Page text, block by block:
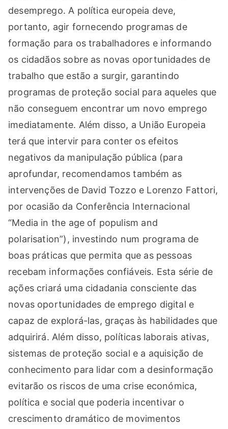
desemprego. A política europeia deve,
portanto, agir fornecendo programas de
formação para os trabalhadores e informando
os cidadãos sobre as novas oportunidades de
trabalho que estão a surgir, garantindo
programas de proteção social para aqueles que
não conseguem encontrar um novo emprego
imediatamente. Além disso, a União Europeia
terá que intervir para conter os efeitos
negativos da manipulação pública (para
aprofundar, recomendamos também as
intervenções de David Tozzo e Lorenzo Fattori,
por ocasião da Conferência Internacional
“Media in the age of populism and
polarisation”), investindo num programa de
boas práticas que permita que as pessoas
recebam informações confiáveis. Esta série de
ações criará uma cidadania consciente das
novas oportunidades de emprego digital e
capaz de explorá-las, graças às habilidades que
adquirirá. Além disso, políticas laborais ativas,
sistemas de proteção social e a aquisição de
conhecimento para lidar com a desinformação
evitarão os riscos de uma crise económica,
política e social que poderia incentivar o
crescimento dramático de movimentos